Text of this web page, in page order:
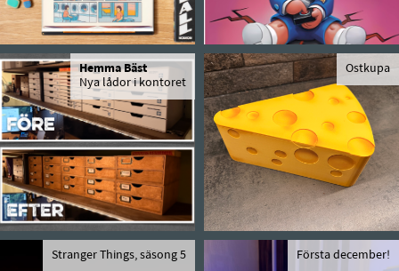
Hemma Bäst
Nya lådor i kontoret
Ostkupa
Stranger Things, säsong 5 Första december!